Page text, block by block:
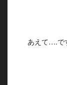
あえて….で